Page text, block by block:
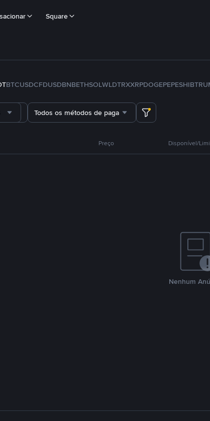
Square
BTCUSDCFDUSDBNBETHSOLWLDTRXXRPDOGEPEPESHIB
Todos os métodos de pagamento
Preço Disponível/
Nenhum